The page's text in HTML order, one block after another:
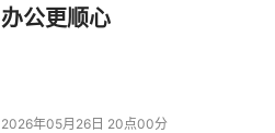
办公更顺心
2026年05月26日 20点00分